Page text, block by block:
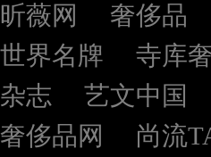
昕薇网
奢侈品
世界名牌
寺库
杂志
艺文中国
奢侈品网
尚流